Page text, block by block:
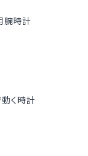
腕時計
く時計